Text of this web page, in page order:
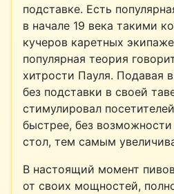
подставке. Есть
в начале 19 века такими
кучеров каретных
популярная теория
хитрости Пауля. Подавая
без подставки в своей
стимулировал
быстрее, без возможности
стол, тем самым
В настоящий момент
от своих мощностей,